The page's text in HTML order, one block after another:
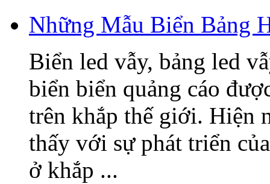
Những Mẫu Biển Bảng
Biển led vẫy, bảng led
biển biển quảng cáo
trên khắp thế giới. Hiện
thấy với sự phát triển
ở khắp ...